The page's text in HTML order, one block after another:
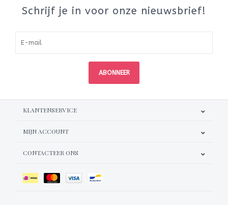
Schrijf je in voor onze nieuwsbrief!
ABONNEER
KLANTENSERVICE
MIJN ACCOUNT
CONTACTEER ONS